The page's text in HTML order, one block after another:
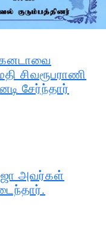
கனடாவை
சிவரூபராணி
சேர்ந்தார்
அவர்கள்